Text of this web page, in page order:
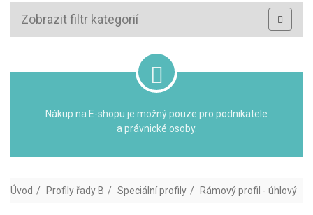
Zobrazit filtr kategorií
Nákup na E-shopu je možný pouze pro podnikatele
a právnické osoby.
Úvod Profily řady B Speciální profily Rámový profil - úhlový